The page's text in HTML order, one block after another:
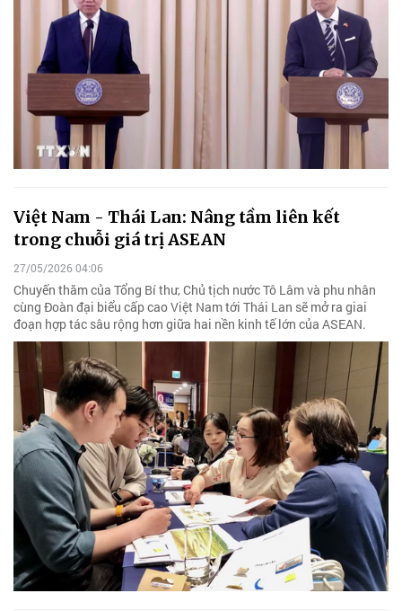
Việt Nam - Thái Lan: Nâng tầm liên kết
trong chuỗi giá trị ASEAN
27/05/2026 04:06
Chuyến thăm của Tổng Bí thư, Chủ tịch nước Tô Lâm và phu nhân
cùng Đoàn đại biểu cấp cao Việt Nam tới Thái Lan sẽ mở ra giai
đoạn hợp tác sâu rộng hơn giữa hai nền kinh tế lớn của ASEAN.